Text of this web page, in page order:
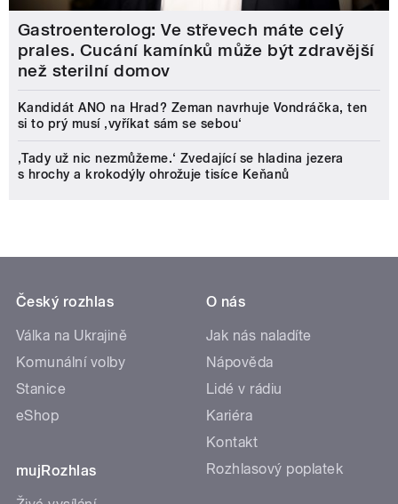
Gastroenterolog: Ve střevech máte celý
prales. Cucání kamínků může být zdravější
než sterilní domov
Kandidát ANO na Hrad? Zeman navrhuje Vondráčka, ten
si to prý musí ‚vyříkat sám se sebou‘
‚Tady už nic nezmůžeme.‘ Zvedající se hladina jezera
s hrochy a krokodýly ohrožuje tisíce Keňanů
Český rozhlas
Válka na Ukrajině
Komunální volby
Stanice
eShop
mujRozhlas
O nás
Jak nás naladíte
Nápověda
Lidé v rádiu
Kariéra
Kontakt
Rozhlasový poplatek